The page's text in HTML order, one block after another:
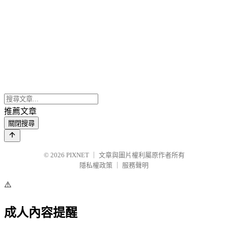
推薦文章
關閉搜尋
© 2026 PIXNET
文章與圖片權利屬原作者所有
隱私權政策
服務聲明
⚠️
成人內容提醒